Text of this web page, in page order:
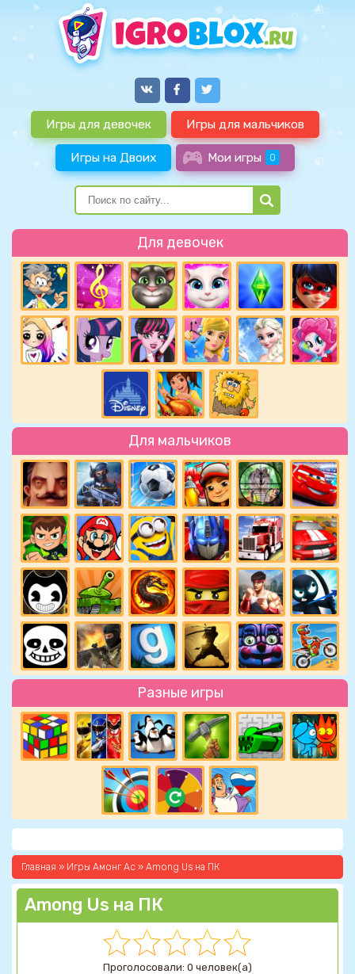
Игры для девочек Игры для мальчиков
Игры на Двоих Мои игры 0
Для девочек
Для мальчиков
Разные игры
Главная » Игры Амонг Ас » Among Us на ПК
Among Us на ПК
Проголосовали: 0 человек(а)